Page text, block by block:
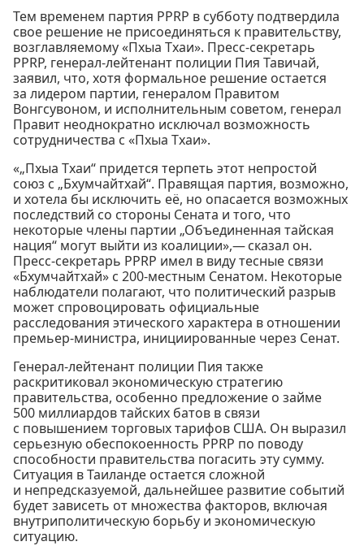
Тем временем партия PPRP в субботу подтвердила
свое решение не присоединяться к правительству,
возглавляемому «Пхыа Тхаи». Пресс-секретарь
PPRP, генерал-лейтенант полиции Пия Тавичай,
заявил, что, хотя формальное решение остается
за лидером партии, генералом Правитом
Вонгсувоном, и исполнительным советом, генерал
Правит неоднократно исключал возможность
сотрудничества с «Пхыа Тхаи».
«„Пхыа Тхаи“ придется терпеть этот непростой
союз с „Бхумчайтхай“. Правящая партия, возможно,
и хотела бы исключить её, но опасается возможных
последствий со стороны Сената и того, что
некоторые члены партии „Объединенная тайская
нация“ могут выйти из коалиции»,— сказал он.
Пресс-секретарь PPRP имел в виду тесные связи
«Бхумчайтхай» с 200-местным Сенатом. Некоторые
наблюдатели полагают, что политический разрыв
может спровоцировать официальные
расследования этического характера в отношении
премьер-министра, инициированные через Сенат.
Генерал-лейтенант полиции Пия также
раскритиковал экономическую стратегию
правительства, особенно предложение о займе
500 миллиардов тайских батов в связи
с повышением торговых тарифов США. Он выразил
серьезную обеспокоенность PPRP по поводу
способности правительства погасить эту сумму.
Ситуация в Таиланде остается сложной
и непредсказуемой, дальнейшее развитие событий
будет зависеть от множества факторов, включая
внутриполитическую борьбу и экономическую
ситуацию.